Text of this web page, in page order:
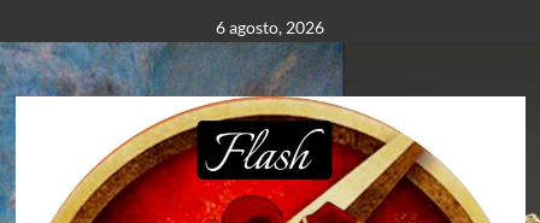
al
contenido
6 agosto, 2026